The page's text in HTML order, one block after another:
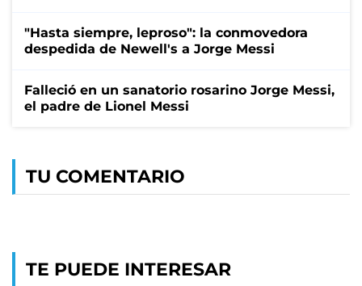
"Hasta siempre, leproso": la conmovedora
despedida de Newell's a Jorge Messi
Falleció en un sanatorio rosarino Jorge Messi,
el padre de Lionel Messi
TU COMENTARIO
TE PUEDE INTERESAR